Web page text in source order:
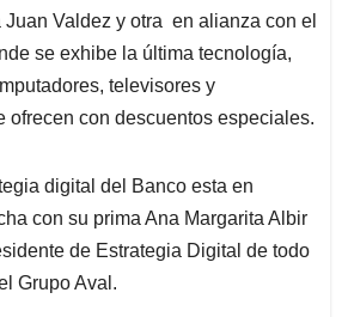
Valdez y otra en alianza con el
se exhibe la última tecnología,
televisores y
ofrecen con descuentos especiales.
digital del Banco esta en
con su prima Ana Margarita Albir
de Estrategia Digital de todo
Grupo Aval.